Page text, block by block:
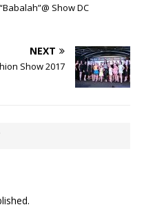
Show DC
NEXT
Show 2017